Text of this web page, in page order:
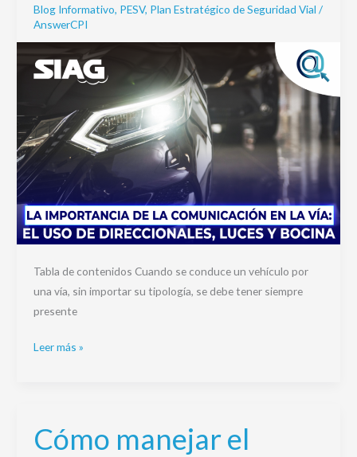
Blog Informativo, PESV, Plan Estratégico de Seguridad Vial /
AnswerCPI
Tabla de contenidos Cuando se conduce un vehículo por
una vía, sin importar su tipología, se debe tener siempre
presente
de
Luces,
Bocina.
Leer más »
Cómo manejar el
Cómo
manejar